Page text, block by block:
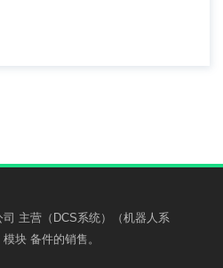
主营（DCS系统）（机器人系
块 备件的销售。